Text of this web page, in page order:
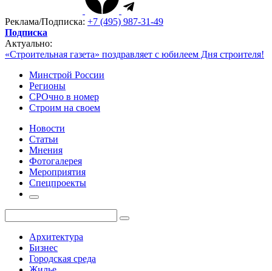
Реклама/Подписка: +7 (495) 987-31-49
Подписка
Актуально:
«Строительная газета» поздравляет с юбилеем Дня строителя!
Минстрой России
Регионы
СРОчно в номер
Строим на своем
Новости
Статьи
Мнения
Фотогалерея
Мероприятия
Спецпроекты
Архитектура
Бизнес
Городская среда